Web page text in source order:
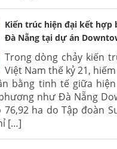
Kiến trúc hiện đại kết hợp
Đà Nẵng tại dự án
Trong dòng chảy kiến
Việt Nam thế kỷ 21,
bằng tinh tế giữa
như Đà Nẵng
ha do Tập đoàn
[…]